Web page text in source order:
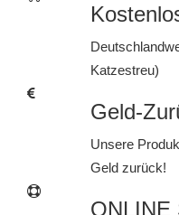
Katzestreu)
Geld-
Unsere
Geld zurück!
ONLINE